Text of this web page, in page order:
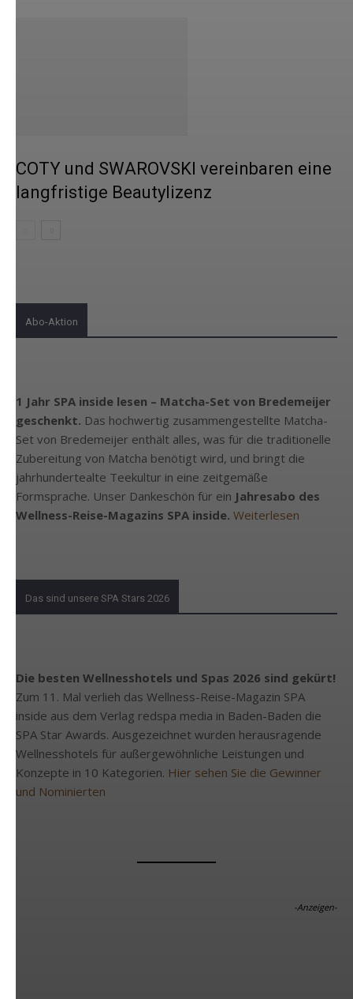
COTY und SWAROVSKI vereinbaren eine
langfristige Beautylizenz
Abo-Aktion
1 Jahr SPA inside lesen – Matcha-Set von Bredemeijer
geschenkt. Das hochwertig zusammengestellte Matcha-
Set von Bredemeijer enthält alles, was für die traditionelle
Zubereitung von Matcha benötigt wird, und bringt die
jahrhundertealte Teekultur in eine zeitgemäße
Formsprache. Unser Dankeschön für ein Jahresabo des
Wellness-Reise-Magazins SPA inside. Weiterlesen
Das sind unsere SPA Stars 2026
Die besten Wellnesshotels und Spas 2026 sind gekürt!
Zum 11. Mal verlieh das Wellness-Reise-Magazin SPA
inside aus dem Verlag redspa media in Baden-Baden die
SPA Star Awards. Ausgezeichnet wurden herausragende
Wellnesshotels für außergewöhnliche Leistungen und
Konzepte in 10 Kategorien. Hier sehen Sie die Gewinner
und Nominierten
-Anzeigen-